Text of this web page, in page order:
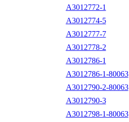
A3012772-1
A3012774-5
A3012777-7
A3012778-2
A3012786-1
A3012786-1-80063
A3012790-2-80063
A3012790-3
A3012798-1-80063